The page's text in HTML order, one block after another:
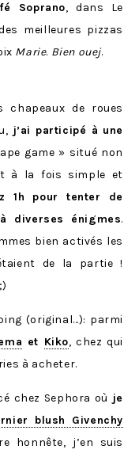
Soprano, dans Le
meilleures pizzas
Marie. Bien ouej.
chapeaux de roues
j’ai participé à une
game » situé non
à la fois simple et
1h pour tenter de
diverses énigmes.
bien activés les
de la partie !
(original…): parmi
et Kiko, chez qui
à acheter.
chez Sephora où je
blush Givenchy
honnête, j’en suis